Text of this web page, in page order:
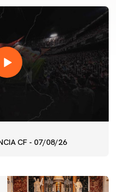
CF - 07/08/26
CF 7/8/2026